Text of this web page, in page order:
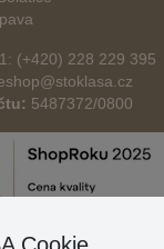
(+420) 228 229 395
5487372/0800